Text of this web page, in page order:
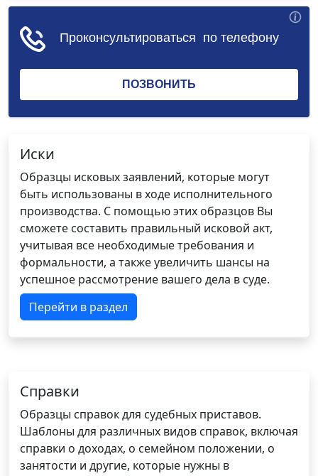
Иски
Образцы исковых заявлений, которые могут
быть использованы в ходе исполнительного
производства. С помощью этих образцов Вы
сможете составить правильный исковой акт,
учитывая все необходимые требования и
формальности, а также увеличить шансы на
успешное рассмотрение вашего дела в суде.
Перейти в раздел
Справки
Образцы справок для судебных приставов.
Шаблоны для различных видов справок, включая
справки о доходах, о семейном положении, о
занятости и другие, которые нужны в